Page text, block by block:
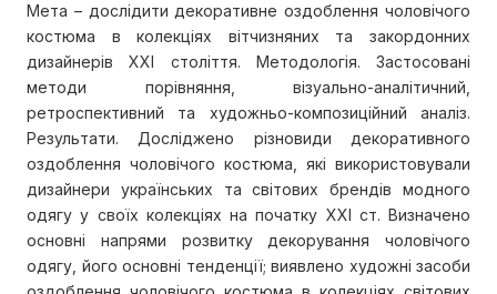
Мета – дослідити декоративне оздоблення чоловічого
костюма в колекціях вітчизняних та закордонних
дизайнерів ХХІ століття. Методологія. Застосовані
методи порівняння, візуально-аналітичний,
ретроспективний та художньо-композиційний аналіз.
Результати. Досліджено різновиди декоративного
оздоблення чоловічого костюма, які використовували
дизайнери українських та світових брендів модного
одягу у своїх колекціях на початку ХХІ ст. Визначено
основні напрями розвитку декорування чоловічого
одягу, його основні тенденції; виявлено художні засоби